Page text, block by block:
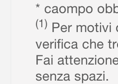
* caompo
(1) Per motivi
verifica che
Fai
senza spazi.